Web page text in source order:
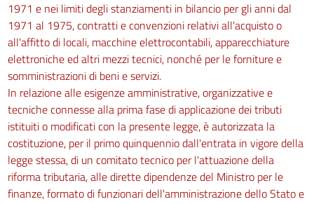
1971 e nei limiti degli stanziamenti in bilancio per gli anni dal
1971 al 1975, contratti e convenzioni relativi all'acquisto o
all'affitto di locali, macchine elettrocontabili, apparecchiature
elettroniche ed altri mezzi tecnici, nonché per le forniture e
somministrazioni di beni e servizi.
In relazione alle esigenze amministrative, organizzative e
tecniche connesse alla prima fase di applicazione dei tributi
istituiti o modificati con la presente legge, è autorizzata la
costituzione, per il primo quinquennio dall'entrata in vigore della
legge stessa, di un comitato tecnico per l'attuazione della
riforma tributaria, alle dirette dipendenze del Ministro per le
finanze, formato di funzionari dell'amministrazione dello Stato e